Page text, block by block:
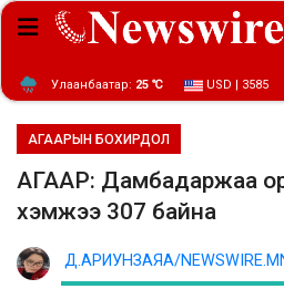
Улаанбаатар: 25 ℃ USD | 3585
АГААРЫН БОХИРДОЛ
АГААР: Дамбадаржаа
хэмжээ 307 байна
Д.АРИУНЗАЯА/